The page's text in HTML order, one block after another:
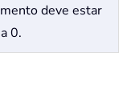
deve estar
0.